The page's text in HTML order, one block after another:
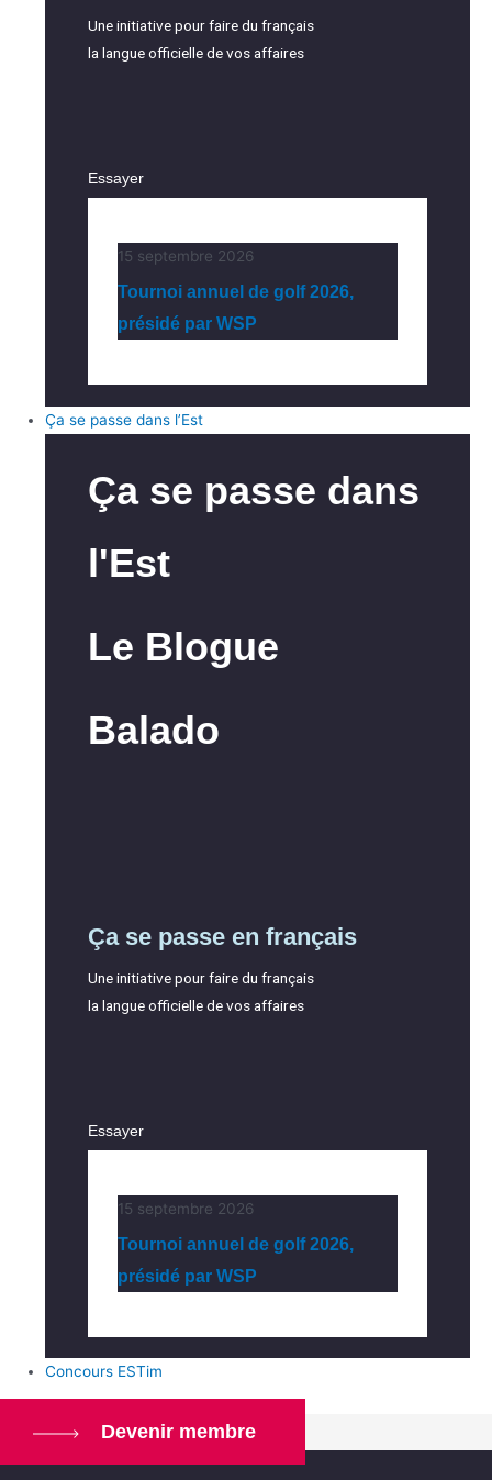
Une initiative pour faire du français
la langue officielle de vos affaires
Essayer
15 septembre 2026
Tournoi annuel de golf 2026,
présidé par WSP
Ça se passe dans l’Est
Ça se passe dans
l'Est
Le Blogue
Balado
Ça se passe en français
Une initiative pour faire du français
la langue officielle de vos affaires
Essayer
15 septembre 2026
Tournoi annuel de golf 2026,
présidé par WSP
Concours ESTim
Devenir membre